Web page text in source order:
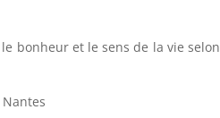
bonheur et le sens de la vie selon